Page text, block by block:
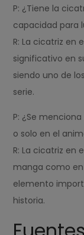
P: ¿Tiene la
capacidad para
R: La cicatriz en
significativo en
siendo uno de
serie.
P: ¿Se
o solo en el
R: La cicatriz en
manga como
elemento
historia.